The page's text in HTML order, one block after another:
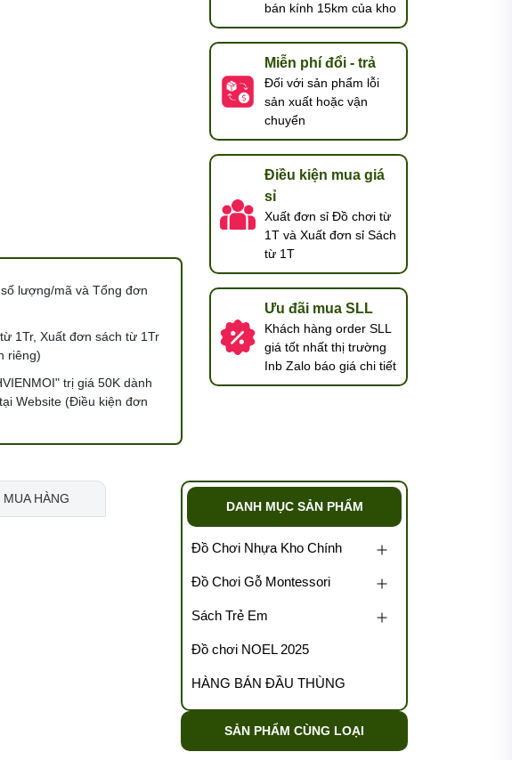
lượng/mã và Tổng đơn
1Tr, Xuất đơn sách từ 1Tr
riêng)
trị giá 50K dành
Website (Điều kiện đơn
bán kính 15km của kho
Miễn phí đổi - trả
Đối với sản phẩm lỗi
sản xuất hoặc vận
chuyển
Điều kiện mua giá
sỉ
Xuất đơn sỉ Đồ chơi từ
1T và Xuất đơn sỉ Sách
từ 1T
Ưu đãi mua SLL
Khách hàng order SLL
giá tốt nhất thị trường
Inb Zalo báo giá chi tiết
HÀNG
DANH MỤC SẢN PHẨM
Đồ Chơi Nhựa Kho Chính
Đồ Chơi Gỗ Montessori
Sách Trẻ Em
Đồ chơi NOEL 2025
HÀNG BÁN ĐẦU THÙNG
SẢN PHẨM CÙNG LOẠI